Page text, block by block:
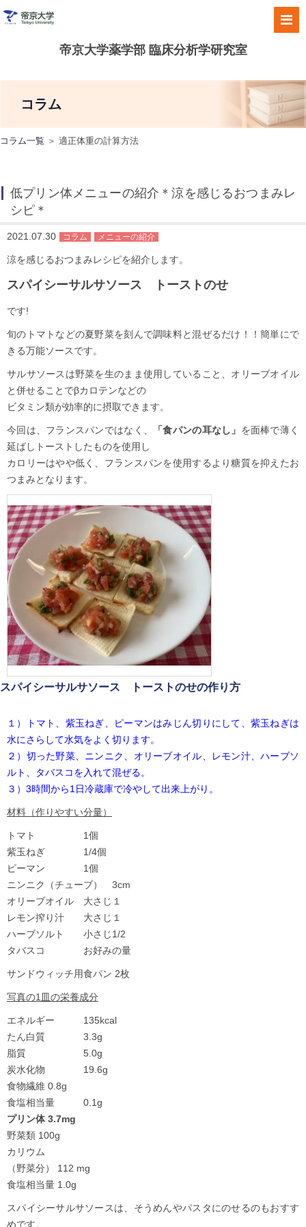
帝京大学薬学部 臨床分析学研究室
コラム
コラム一覧 ＞ 適正体重の計算方法
低プリン体メニューの紹介＊涼を感じるおつまみレ
シピ＊
2021.07.30 コラム メニューの紹介
涼を感じるおつまみレシピを紹介します。
スパイシーサルサソース トーストのせ
です!
旬のトマトなどの夏野菜を刻んで調味料と混ぜるだけ！！簡単にで
きる万能ソースです。
サルサソースは野菜を生のまま使用していること、オリーブオイル
と併せることでβカロテンなどの
ビタミン類が効率的に摂取できます。
今回は、フランスパンではなく、 「食パンの耳なし」 を面棒で薄く
延ばしトーストしたものを使用し
カロリーはやや低く、フランスパンを使用するより糖質を抑えたお
つまみとなります。
スパイシーサルサソース トーストのせの作り方
１）トマト、紫玉ねぎ、ピーマンはみじん切りにして、紫玉ねぎは
水にさらして水気をよく切ります。
２）切った野菜、ニンニク、オリーブオイル、レモン汁、ハーブソ
ルト、タバスコを入れて混ぜる。
３）3時間から1日冷蔵庫で冷やして出来上がり。
材料（作りやすい分量）
トマト 1個
紫玉ねぎ 1/4個
ピーマン 1個
ニンニク（チューブ） 3cm
オリーブオイル 大さじ１
レモン搾り汁 大さじ１
ハーブソルト 小さじ1/2
タバスコ お好みの量
サンドウィッチ用食パン 2枚
写真の1皿の栄養成分
エネルギー 135kcal
たん白質 3.3g
脂質 5.0g
炭水化物 19.6g
食物繊維 0.8g
食塩相当量 0.1g
プリン体 3.7mg
野菜類 100g
カリウム
（野菜分） 112 mg
食塩相当量 1.0g
スパイシーサルサソースは、そうめんやパスタにのせるのもおすす
めです。